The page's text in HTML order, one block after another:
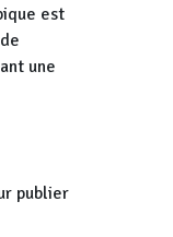
est
une
publier